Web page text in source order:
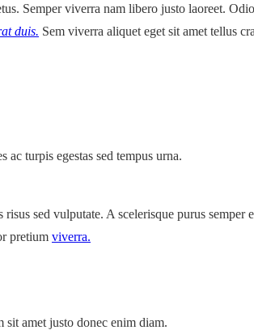
Semper viverra nam libero justo laoreet.
duis. Sem viverra aliquet eget sit amet tellus
turpis egestas sed tempus urna.
sed vulputate. A scelerisque purus semper
pretium viverra.
sit amet justo donec enim diam.